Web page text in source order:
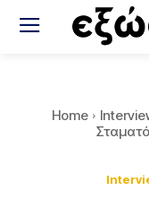
Home